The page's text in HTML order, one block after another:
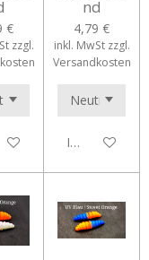
€
zzgl.
Warenkorb
nd
4,79 €
inkl. MwSt zzgl.
Versandkosten
In den